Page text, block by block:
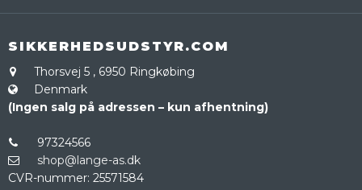
SIKKERHEDSUDSTYR.COM
Thorsvej 5 , 6950 Ringkøbing
Denmark
(Ingen salg på adressen – kun afhentning)
97324566
shop@lange-as.dk
CVR-nummer: 25571584